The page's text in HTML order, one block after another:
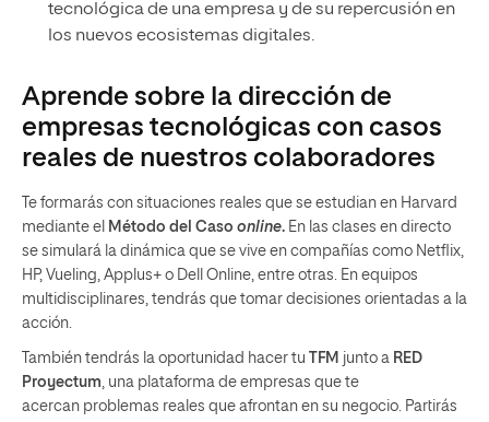
tecnológica de una empresa y de su repercusión en
los nuevos ecosistemas digitales.
Aprende sobre la dirección de
empresas tecnológicas con casos
reales de nuestros colaboradores
Te formarás con situaciones reales que se estudian en Harvard
mediante el Método del Caso online. En las clases en directo
se simulará la dinámica que se vive en compañías como Netflix,
HP, Vueling, Applus+ o Dell Online, entre otras. En equipos
multidisciplinares, tendrás que tomar decisiones orientadas a la
acción.
También tendrás la oportunidad hacer tu TFM junto a RED
Proyectum, una plataforma de empresas que te
acercan problemas reales que afrontan en su negocio. Partirás